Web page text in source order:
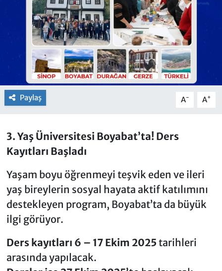
Paylaş A- A+
3. Yaş Üniversitesi Boyabat’ta! Ders
Kayıtları Başladı
Yaşam boyu öğrenmeyi teşvik eden ve ileri
yaş bireylerin sosyal hayata aktif katılımını
destekleyen program, Boyabat’ta da büyük
ilgi görüyor.
Ders kayıtları 6 – 17 Ekim 2025 tarihleri
arasında yapılacak.